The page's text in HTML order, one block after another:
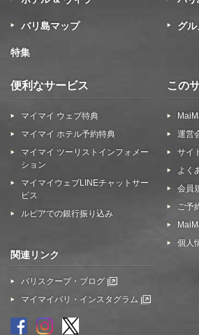
バリ島マップ グ
特集
便利なサービス
マイマイ ウェブ特典
マイマイ ホテル予約特典
マイマイ ツーリストインフォメー
ション
マイマイウェブLINEチャットサー
ビス
ルピアでの銀行振り込み
この
運営
サイ
よく
会員
ご予
個人
関連リンク
バリスクープ・ブログ
マイマイバリ・インスタグラム